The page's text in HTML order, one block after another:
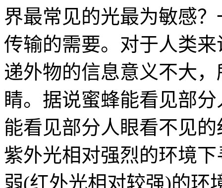
界最常见的光最为敏感
传输的需要。对于人类
递外物的信息意义不大
睛。据说蜜蜂能看见部
能看见部分人眼看不见
紫外光相对强烈的环境
弱(红外光相对较强)的环